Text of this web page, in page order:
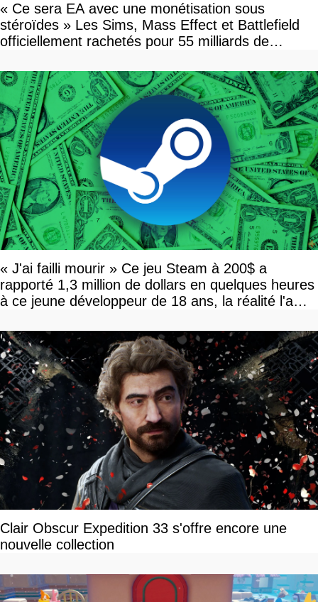
« Ce sera EA avec une monétisation sous
stéroïdes » Les Sims, Mass Effect et Battlefield
officiellement rachetés pour 55 milliards de
« J'ai failli mourir » Ce jeu Steam à 200$ a
rapporté 1,3 million de dollars en quelques heures
à ce jeune développeur de 18 ans, la réalité l'a
Clair Obscur Expedition 33 s'offre encore une
nouvelle collection